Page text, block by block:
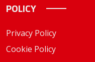
POLICY
Privacy Policy
Cookie Policy